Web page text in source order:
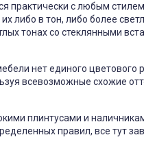
практически с любым
либо в тон, либо более
тонах со стеклянными
нет единого
всевозможные схожие
плинтусами и
правил, все тут